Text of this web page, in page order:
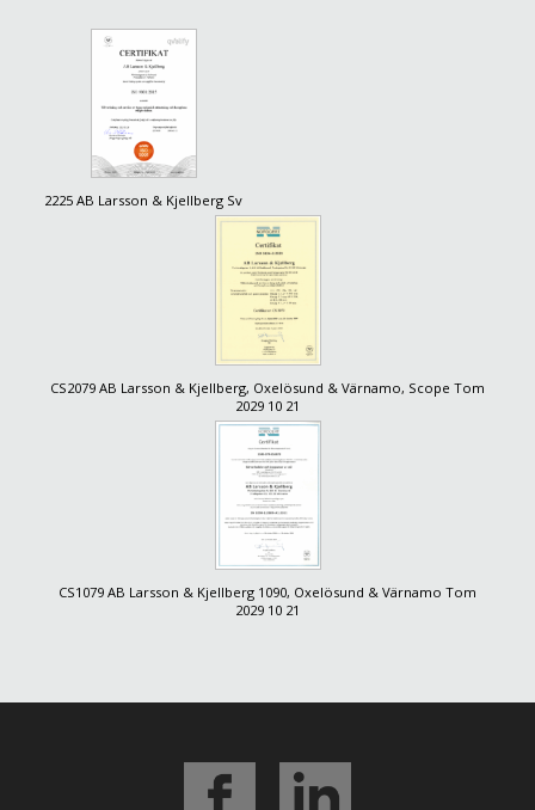
2225 AB Larsson & Kjellberg Sv
CS2079 AB Larsson & Kjellberg, Oxelösund & Värnamo, Scope Tom
2029 10 21
CS1079 AB Larsson & Kjellberg 1090, Oxelösund & Värnamo Tom
2029 10 21